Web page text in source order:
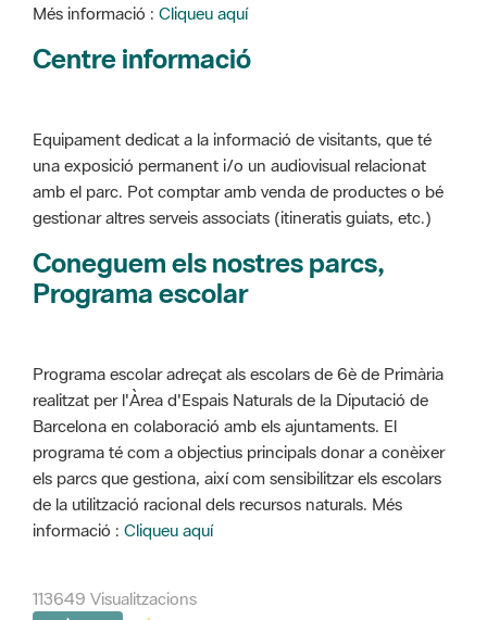
Més informació : Cliqueu aquí
Centre informació
Equipament dedicat a la informació de visitants, que té
una exposició permanent i/o un audiovisual relacionat
amb el parc. Pot comptar amb venda de productes o bé
gestionar altres serveis associats (itineratis guiats, etc.)
Coneguem els nostres parcs,
Programa escolar
Programa escolar adreçat als escolars de 6è de Primària
realitzat per l'Àrea d'Espais Naturals de la Diputació de
Barcelona en colaboració amb els ajuntaments. El
programa té com a objectius principals donar a conèixer
els parcs que gestiona, així com sensibilitzar els escolars
de la utilització racional dels recursos naturals. Més
informació : Cliqueu aquí
113649 Visualitzacions